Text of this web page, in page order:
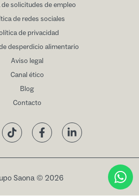
de solicitudes de empleo
de redes sociales
de privacidad
desperdicio alimentario
Aviso legal
Canal ético
Blog
Contacto
TikTok FacebookLinkedIn
Saona © 2026